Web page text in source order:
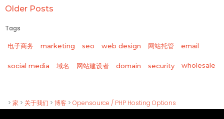
Older Posts
Tags
电子商务 marketing seo web design 网站托管 email
social media 域名 网站建设者 domain security wholesale
> 家 > 关于我们 > 博客 > Opensource / PHP Hosting Options